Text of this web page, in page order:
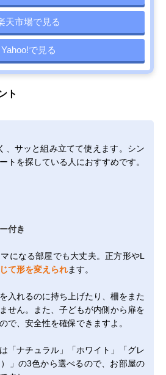
天市場で見る
Yahoo!で見る
ト
、サッと組み立てて使えます。シン
トを探している人におすすめです。
付き
になる部屋でも大丈夫。正方形やL
て形を変えられます。
入れるのに持ち上げたり、柵をまた
せん。また、子どもが内側から扉を
で、安全性を確保できますよ。
「ナチュラル」「ホワイト」「グレ
」の3色から選べるので、お部屋の